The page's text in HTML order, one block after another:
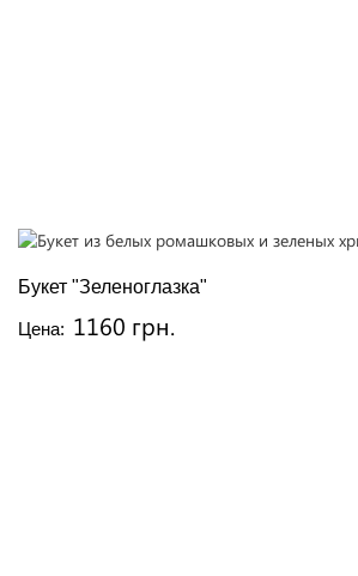
Букет "Зеленоглазка"
Цена: 1160 грн.